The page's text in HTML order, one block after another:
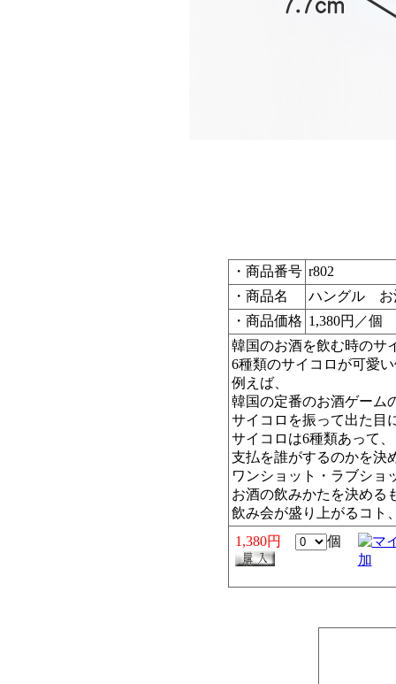
・商品番号 r802
・商品名
ハングル お
・商品価格 1,380円／個
韓国のお酒を飲む時のサ
6種類のサイコロが可愛
例えば、
韓国の定番のお酒ゲーム
サイコロを振って出た目
サイコロは6種類あって、
支払を誰がするのかを決
ワンショット・ラブショ
お酒の飲みかたを決める
飲み会が盛り上がるコト
1,380円
個